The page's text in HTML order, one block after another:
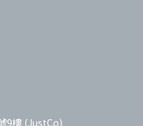
9樓 (JustCo)